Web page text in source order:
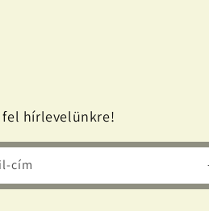
hírlevelünkre!
cím